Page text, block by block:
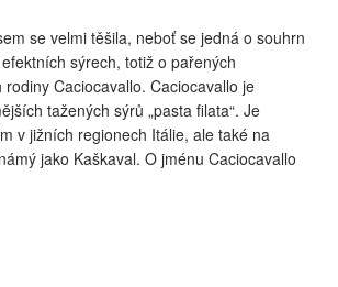
se velmi těšila, neboť se jedná o souhrn
sýrech, totiž o pařených
rodiny Caciocavallo. Caciocavallo je
tažených sýrů „pasta filata“. Je
v jižních regionech Itálie, ale také na
jako Kaškaval. O jménu Caciocavallo